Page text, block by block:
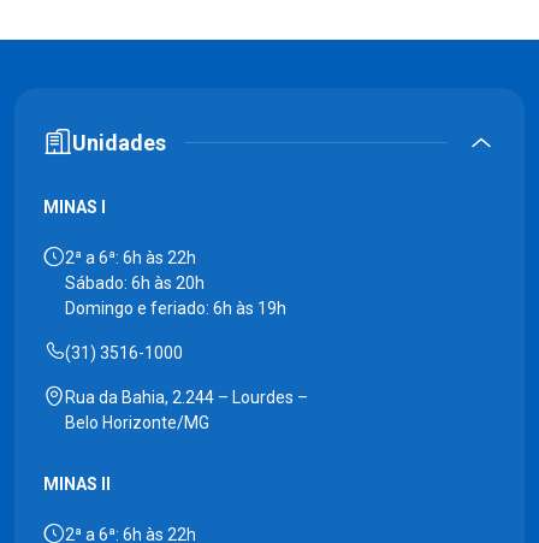
Unidades
MINAS I
2ª a 6ª: 6h às 22h
Sábado: 6h às 20h
Domingo e feriado: 6h às 19h
(31) 3516-1000
Rua da Bahia, 2.244 – Lourdes –
Belo Horizonte/MG
MINAS II
2ª a 6ª: 6h às 22h